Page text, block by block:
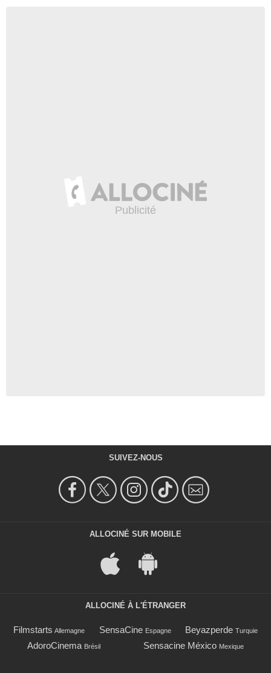
SUIVEZ-NOUS
ALLOCINÉ SUR MOBILE
ALLOCINÉ À L'ÉTRANGER
Filmstarts Allemagne SensaCine Espagne Beyazperde Turquie
AdoroCinema Brésil Sensacine México Mexique